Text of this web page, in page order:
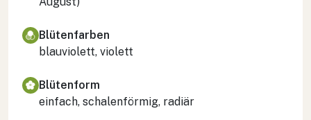
Blütenfarben
blauviolett, violett
Blütenform
einfach, schalenförmig, radiär